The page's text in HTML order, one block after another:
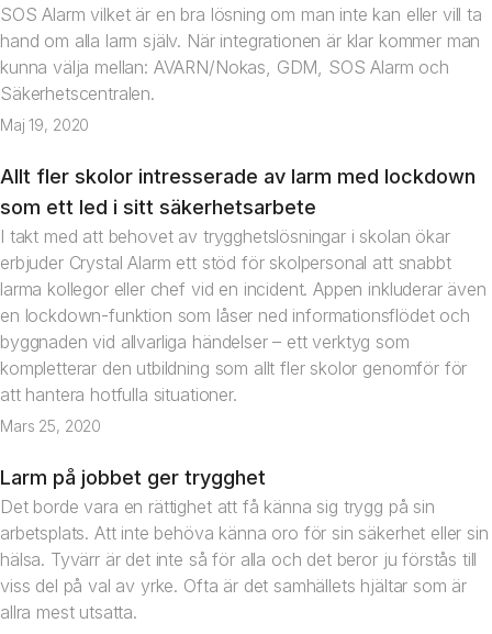
SOS Alarm vilket är en bra lösning om man inte kan eller vill ta
hand om alla larm själv. När integrationen är klar kommer man
kunna välja mellan: AVARN/Nokas, GDM, SOS Alarm och
Säkerhetscentralen.
Maj 19, 2020
Nyhet
Allt fler skolor intresserade av larm med lockdown
som ett led i sitt säkerhetsarbete
I takt med att behovet av trygghetslösningar i skolan ökar
erbjuder Crystal Alarm ett stöd för skolpersonal att snabbt
larma kollegor eller chef vid en incident. Appen inkluderar även
en lockdown-funktion som låser ned informationsflödet och
byggnaden vid allvarliga händelser – ett verktyg som
kompletterar den utbildning som allt fler skolor genomför för
att hantera hotfulla situationer.
Mars 25, 2020
Nyhet
Larm på jobbet ger trygghet
Det borde vara en rättighet att få känna sig trygg på sin
arbetsplats. Att inte behöva känna oro för sin säkerhet eller sin
hälsa. Tyvärr är det inte så för alla och det beror ju förstås till
viss del på val av yrke. Ofta är det samhällets hjältar som är
allra mest utsatta.